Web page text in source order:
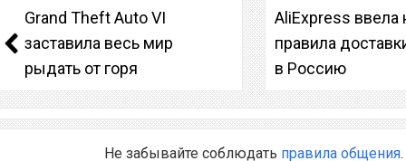
Grand Theft Auto VI
заставила весь мир
рыдать от горя
AliExpress ввела
правила
в Россию
Не забывайте соблюдать правила общения.